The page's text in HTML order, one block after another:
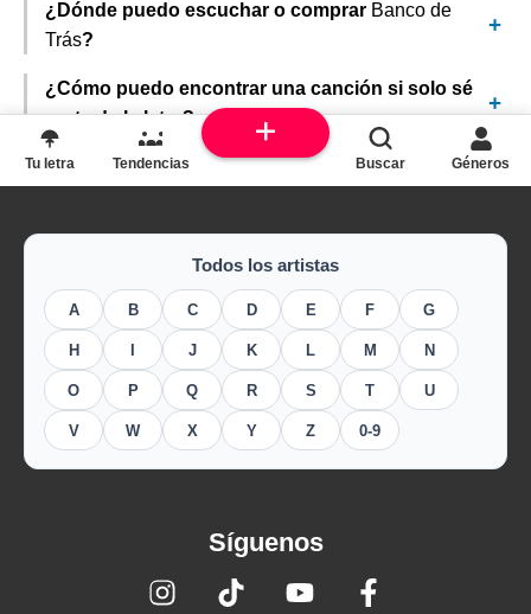
¿Dónde puedo escuchar o comprar Banco de
Trás?
¿Cómo puedo encontrar una canción si solo sé
parte de la letra?
Todos los artistas
A B C D E F G
H J K L M N
O P Q R S T U
V W X Y Z 0-9
Síguenos
Tu letra Tendencias Buscar Géneros